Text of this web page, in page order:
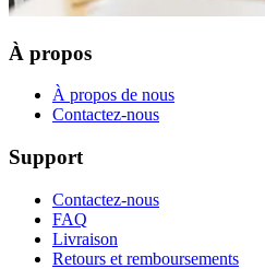
À propos
À propos de nous
Contactez-nous
Support
Contactez-nous
FAQ
Livraison
Retours et remboursements